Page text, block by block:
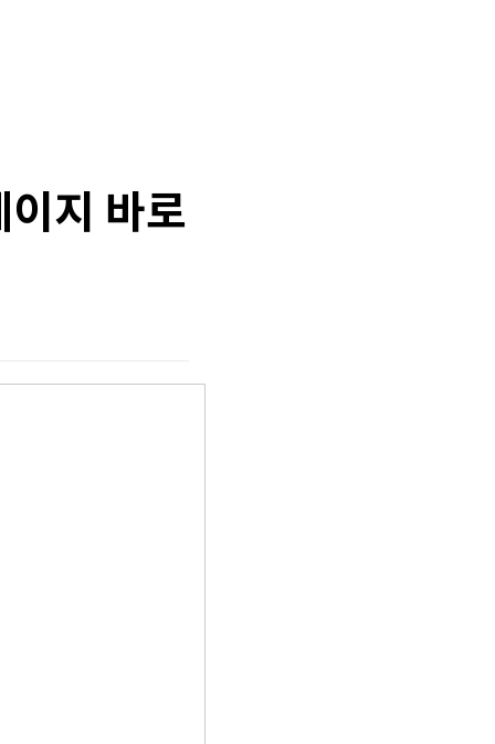
지 바로